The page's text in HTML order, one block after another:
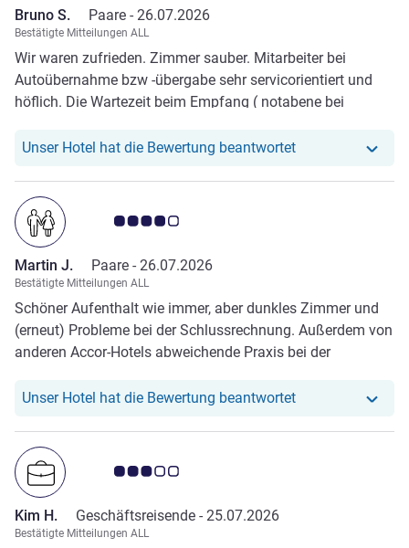
Bruno S. Paare - 26.07.2026
Bestätigte Mitteilungen ALL
Wir waren zufrieden. Zimmer sauber. Mitarbeiter bei
Autoübernahme bzw -übergabe sehr servicorientiert und
höflich. Die Wartezeit beim Empfang ( notabene bei
gewesen.
Unser Hotel hat die Bewertung beantwortetUnser Hotel hat
Note Kundenmeinungen 4.0/5
Martin J. Paare - 26.07.2026
Bestätigte Mitteilungen ALL
Schöner Aufenthalt wie immer, aber dunkles Zimmer und
(erneut) Probleme bei der Schlussrechnung. Außerdem von
anderen Accor-Hotels abweichende Praxis bei der
für Diamond-Mitglieder.
Unser Hotel hat die Bewertung beantwortetUnser Hotel hat
Note Kundenmeinungen 3.0/5
Kim H. Geschäftsreisende - 25.07.2026
Bestätigte Mitteilungen ALL